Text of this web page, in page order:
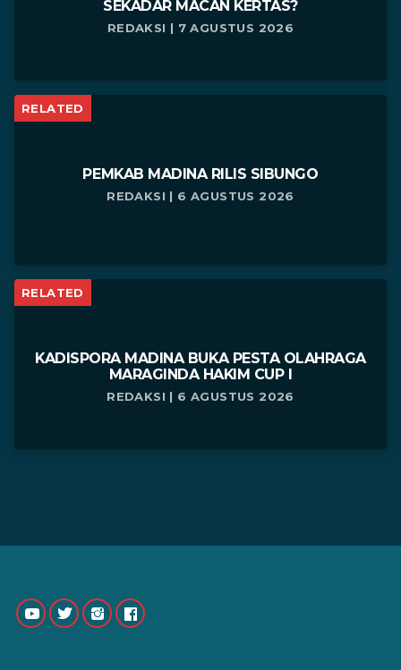
SEKADAR MACAN KERTAS?
REDAKSI | 7 AGUSTUS 2026
RELATED
PEMKAB MADINA RILIS SIBUNGO
REDAKSI | 6 AGUSTUS 2026
RELATED
KADISPORA MADINA BUKA PESTA OLAHRAGA
MARAGINDA HAKIM CUP I
REDAKSI | 6 AGUSTUS 2026